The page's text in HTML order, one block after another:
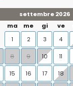
settembre 2026
ma me gi ve
1
2 3 4
8 9 10 11
15 16 17 18